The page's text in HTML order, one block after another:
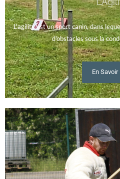
L'agility est un sport canin, dans
d'obstacles sous la
En Savoir